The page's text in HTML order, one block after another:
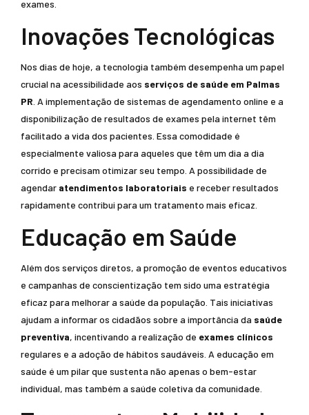
exames.
Inovações Tecnológicas
Nos dias de hoje, a tecnologia também desempenha um papel
crucial na acessibilidade aos serviços de saúde em Palmas
PR . A implementação de sistemas de agendamento online e a
disponibilização de resultados de exames pela internet têm
facilitado a vida dos pacientes. Essa comodidade é
especialmente valiosa para aqueles que têm um dia a dia
corrido e precisam otimizar seu tempo. A possibilidade de
agendar atendimentos laboratoriais e receber resultados
rapidamente contribui para um tratamento mais eficaz.
Educação em Saúde
Além dos serviços diretos, a promoção de eventos educativos
e campanhas de conscientização tem sido uma estratégia
eficaz para melhorar a saúde da população. Tais iniciativas
ajudam a informar os cidadãos sobre a importância da saúde
preventiva, incentivando a realização de exames clínicos
regulares e a adoção de hábitos saudáveis. A educação em
saúde é um pilar que sustenta não apenas o bem-estar
individual, mas também a saúde coletiva da comunidade.